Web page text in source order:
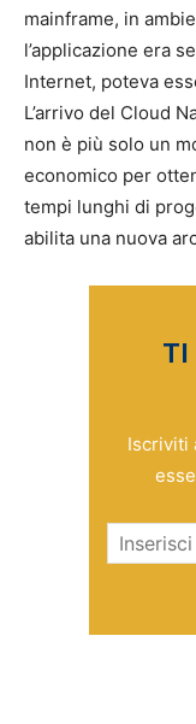
mainframe, in
l’applicazione era
Internet, poteva
L’arrivo del Cloud
non è più solo un
economico per
tempi lunghi di
abilita una nuova
TI
Iscriviti